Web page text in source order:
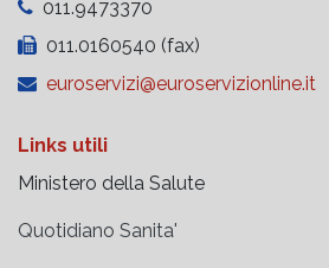
011.9473370
011.0160540 (fax)
euroservizi@euroservizionline.it
Links utili
Ministero della Salute
Quotidiano Sanita'